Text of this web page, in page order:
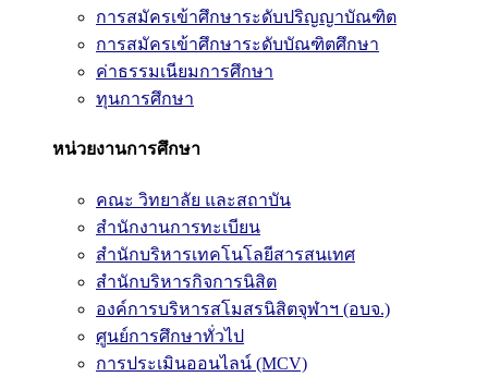
การสมัครเข้าศึกษาระดับปริญญาบัณฑิต
การสมัครเข้าศึกษาระดับบัณฑิตศึกษา
ค่าธรรมเนียมการศึกษา
ทุนการศึกษา
หน่วยงานการศึกษา
คณะ วิทยาลัย และสถาบัน
สำนักงานการทะเบียน
สำนักบริหารเทคโนโลยีสารสนเทศ
สำนักบริหารกิจการนิสิต
องค์การบริหารสโมสรนิสิตจุฬาฯ (อบจ.)
ศูนย์การศึกษาทั่วไป
การประเมินออนไลน์ (MCV)